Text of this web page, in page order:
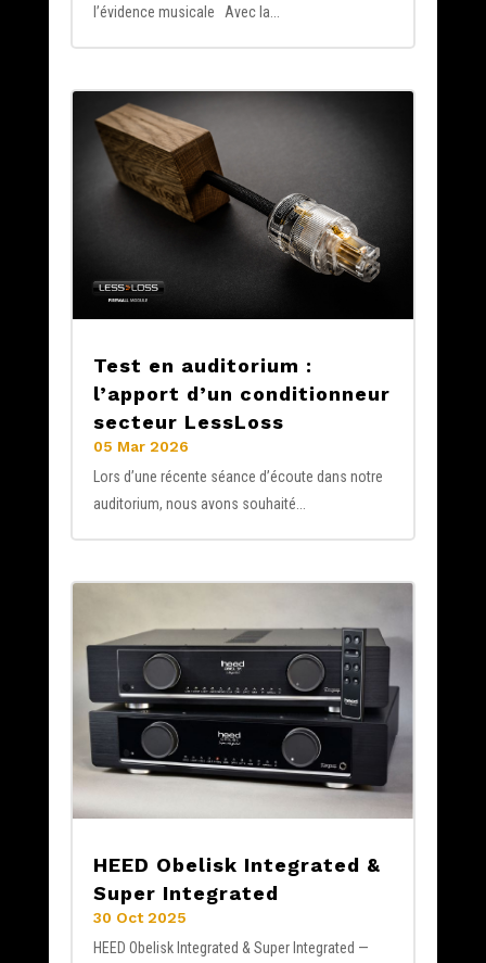
l’évidence musicale Avec la...
Test en auditorium :
l’apport d’un conditionneur
secteur LessLoss
05 Mar 2026
Lors d’une récente séance d’écoute dans notre
auditorium, nous avons souhaité...
HEED Obelisk Integrated &
Super Integrated
30 Oct 2025
HEED Obelisk Integrated & Super Integrated —